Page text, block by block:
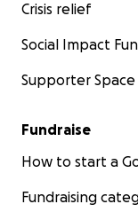
Crisis relief
Social Impact
Supporter Space
Fundraise
How to start a
Fundraising